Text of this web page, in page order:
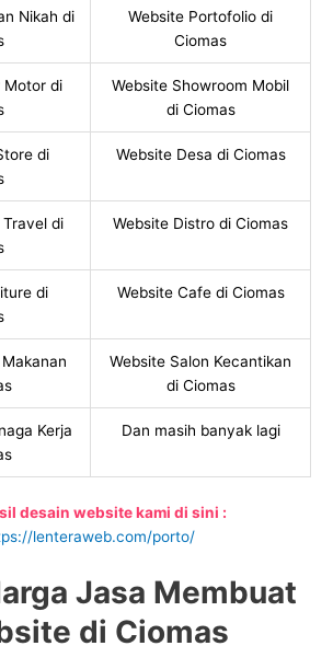
Nikah di
Website Portofolio di
Ciomas
Motor di
Website Showroom Mobil
di Ciomas
di
Website Desa di Ciomas
di
Website Distro di Ciomas
di
Website Cafe di Ciomas
Website Salon Kecantikan
di Ciomas
Kerja
Dan masih banyak lagi
desain website kami di sini :
lenteraweb.com/porto/
Jasa Membuat
di Ciomas